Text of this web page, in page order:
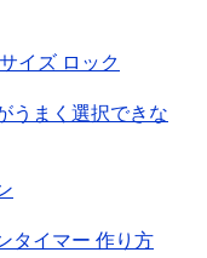
イズ ロック
うまく選択できな
タイマー 作り方